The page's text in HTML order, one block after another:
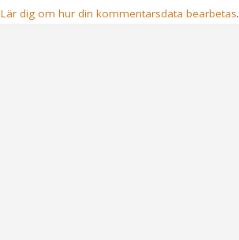
Lär dig om hur din kommentarsdata bearbetas.